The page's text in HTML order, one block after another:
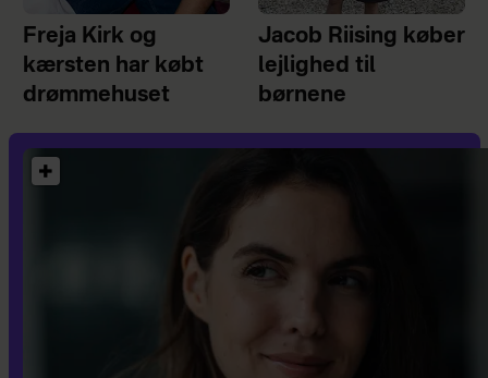
Freja Kirk og
kærsten har købt
drømmehuset
Jacob Riising køber
lejlighed til
børnene